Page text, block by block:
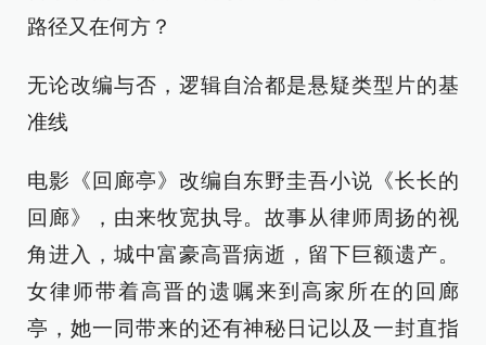
路径又在何方？
无论改编与否，逻辑自洽都是悬疑类型片的基
准线
电影《回廊亭》改编自东野圭吾小说《长长的
回廊》，由来牧宽执导。故事从律师周扬的视
角进入，城中富豪高晋病逝，留下巨额遗产。
女律师带着高晋的遗嘱来到高家所在的回廊
亭，她一同带来的还有神秘日记以及一封直指